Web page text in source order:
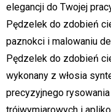
elegancji do Twojej
Pędzelek do zdobień
paznokci i malowaniu
Pędzelek do zdobień
wykonany z włosia
precyzyjnego